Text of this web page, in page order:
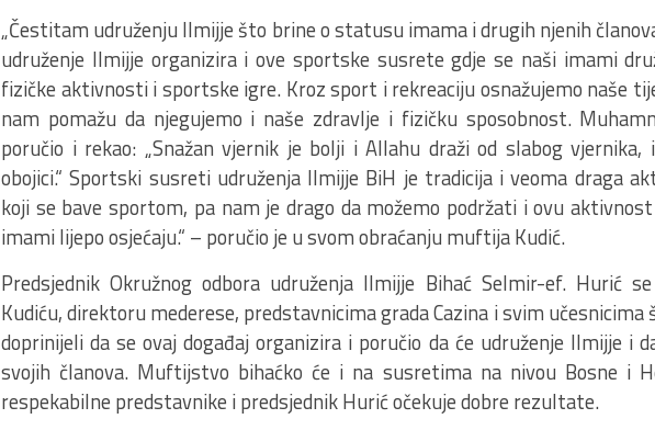
„Čestitam udruženju Ilmijje što brine o statusu imama i drugih njenih
udruženje Ilmijje organizira i ove sportske susrete gdje se naši imami
fizičke aktivnosti i sportske igre. Kroz sport i rekreaciju osnažujemo naše
nam pomažu da njegujemo i naše zdravlje i fizičku sposobnost.
poručio i rekao: „Snažan vjernik je bolji i Allahu draži od slabog vjernika,
obojici.“ Sportski susreti udruženja Ilmijje BiH je tradicija i veoma draga
koji se bave sportom, pa nam je drago da možemo podržati i ovu
imami lijepo osjećaju.“ – poručio je u svom obraćanju muftija Kudić.
Predsjednik Okružnog odbora udruženja Ilmijje Bihać Selmir-ef. Hurić
Kudiću, direktoru mederese, predstavnicima grada Cazina i svim učesnicima
doprinijeli da se ovaj događaj organizira i poručio da će udruženje Ilmijje i
svojih članova. Muftijstvo bihaćko će i na susretima na nivou Bosne i
respekabilne predstavnike i predsjednik Hurić očekuje dobre rezultate.